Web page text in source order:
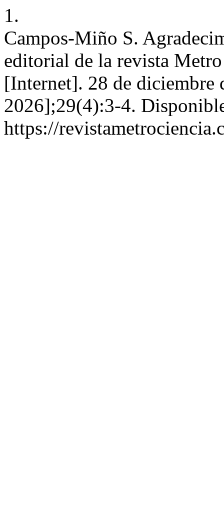
1.
Campos-Miño S.
editorial de la revista
[Internet]. 28 de diciembre
2026];29(4):3-4.
https://